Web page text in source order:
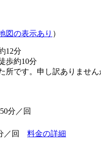
図の表示あり ）
12分
歩約10分
所です。申し訳ありませ
分／回
／回 料金の詳細